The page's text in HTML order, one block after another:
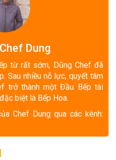
Dung
từ rất sớm, Dũng Chef đã
Sau nhiều nỗ lực, quyết tâm
trở thành một Đầu Bếp tài
biệt là Bếp Hoa.
Chef Dung qua các kênh: